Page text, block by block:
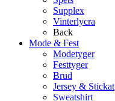
Supplex
Vinterlycra
Back
Mode & Fest
Modetyger
Festtyger
Brud
Jersey & Stickat
Sweatshirt